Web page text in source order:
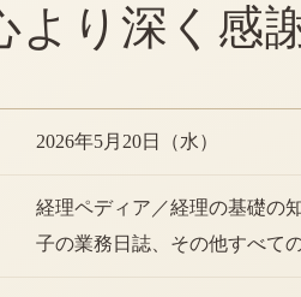
より深く感
2026年5月20日（水）
経理ペディア／経理の基礎の
子の業務日誌、その他すべて